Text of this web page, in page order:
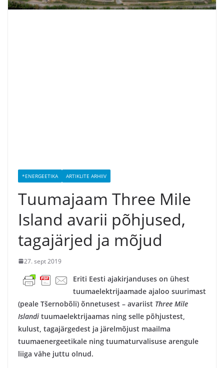
*ENERGEETIKA ARTIKLITE ARHIIV
Tuumajaam Three Mile
Island avarii põhjused,
tagajärjed ja mõjud
27. sept 2019
Eriti Eesti ajakirjanduses on ühest
tuumaelektrijaamade ajaloo suurimast
(peale Tšernobõli) õnnetusest – avariist Three Mile
Islandi tuumaelektrijaamas ning selle põhjustest,
kulust, tagajärgedest ja järelmõjust maailma
tuumaenergeetikale ning tuumaturvalisuse arengule
liiga vähe juttu olnud.